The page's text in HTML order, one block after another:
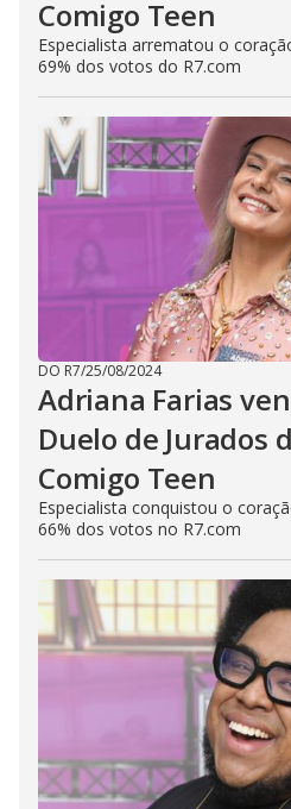
Comigo Teen
Especialista arrematou o
69% dos votos do R7.com
DO R7/25/08/2024
Adriana Farias
Duelo de Jurados
Comigo Teen
Especialista conquistou o
66% dos votos no R7.com